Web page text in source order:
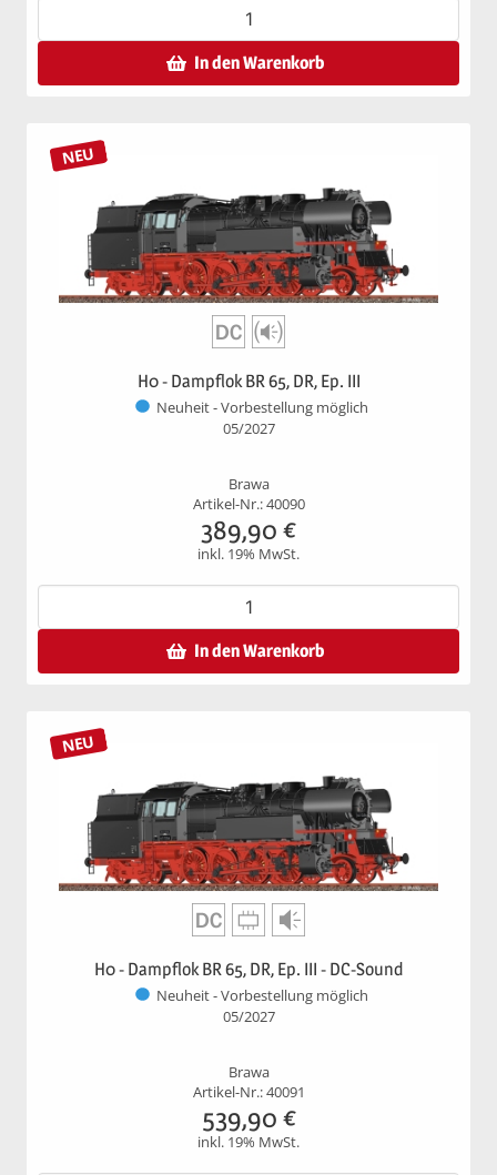
In den Warenkorb
NEU
H0 - Dampflok BR 65, DR, Ep. III
Neuheit - Vorbestellung möglich
05/2027
Brawa
Artikel-Nr.: 40090
389,90 €
inkl. 19% MwSt.
In den Warenkorb
NEU
H0 - Dampflok BR 65, DR, Ep. III - DC-Sound
Neuheit - Vorbestellung möglich
05/2027
Brawa
Artikel-Nr.: 40091
539,90 €
inkl. 19% MwSt.